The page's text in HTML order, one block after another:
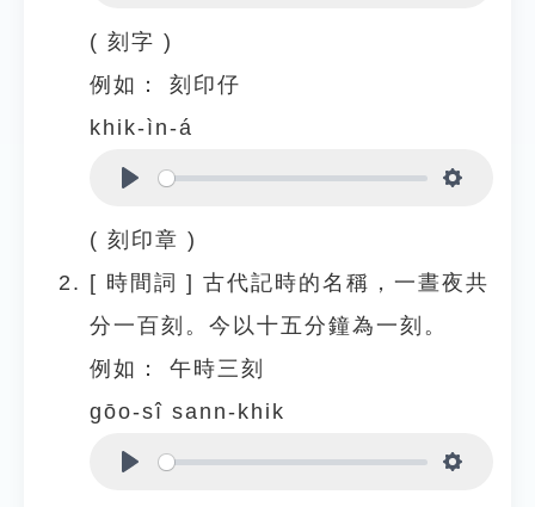
( 刻字 )
例如：
刻印仔
khik-ìn-á
( 刻印章 )
[ 時間詞 ] 古代記時的名稱，一晝夜共
分一百刻。今以十五分鐘為一刻。
例如：
午時三刻
gōo-sî sann-khik